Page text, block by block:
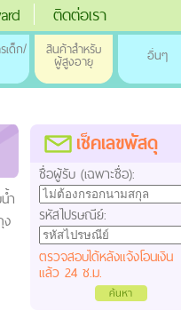
ติดต่อเรา
เด็ก/ สินค้าสำหรับ
ผู้สูงอายุ อื่นๆ
ำ
ง
เช็คเลขพัสดุ
ชื่อผู้รับ (เฉพาะชื่อ):
รหัสไปรษณีย์:
ตรวจสอบได้หลังแจ้งโอนเงิน
แล้ว 24 ช.ม.